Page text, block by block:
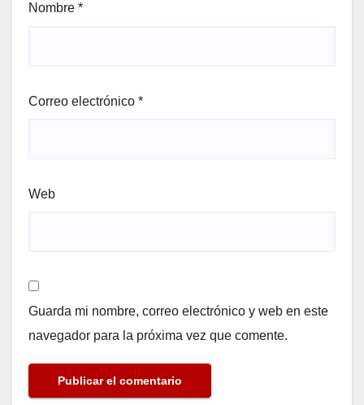
Nombre *
Correo electrónico *
Web
Guarda mi nombre, correo electrónico y web en este
navegador para la próxima vez que comente.